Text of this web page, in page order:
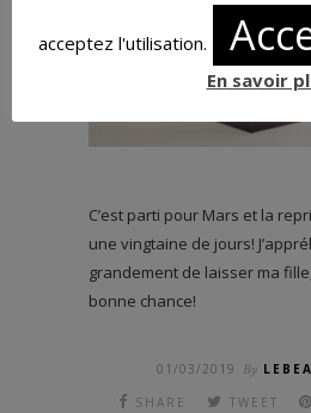
C’est parti pour Mars et la
une vingtaine de jours!
grandement de laisser ma
bonne chance!
01/03/2019 By
SHARE
TWEET
acceptez l'utilisation.
En savoir